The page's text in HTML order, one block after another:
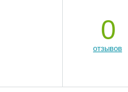
0
отзывов